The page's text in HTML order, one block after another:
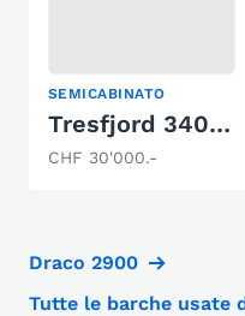
SEMICABINATO
Tresfjord 340 Ultra
CHF 30'000.-
Draco 2900
Tutte le barche usate